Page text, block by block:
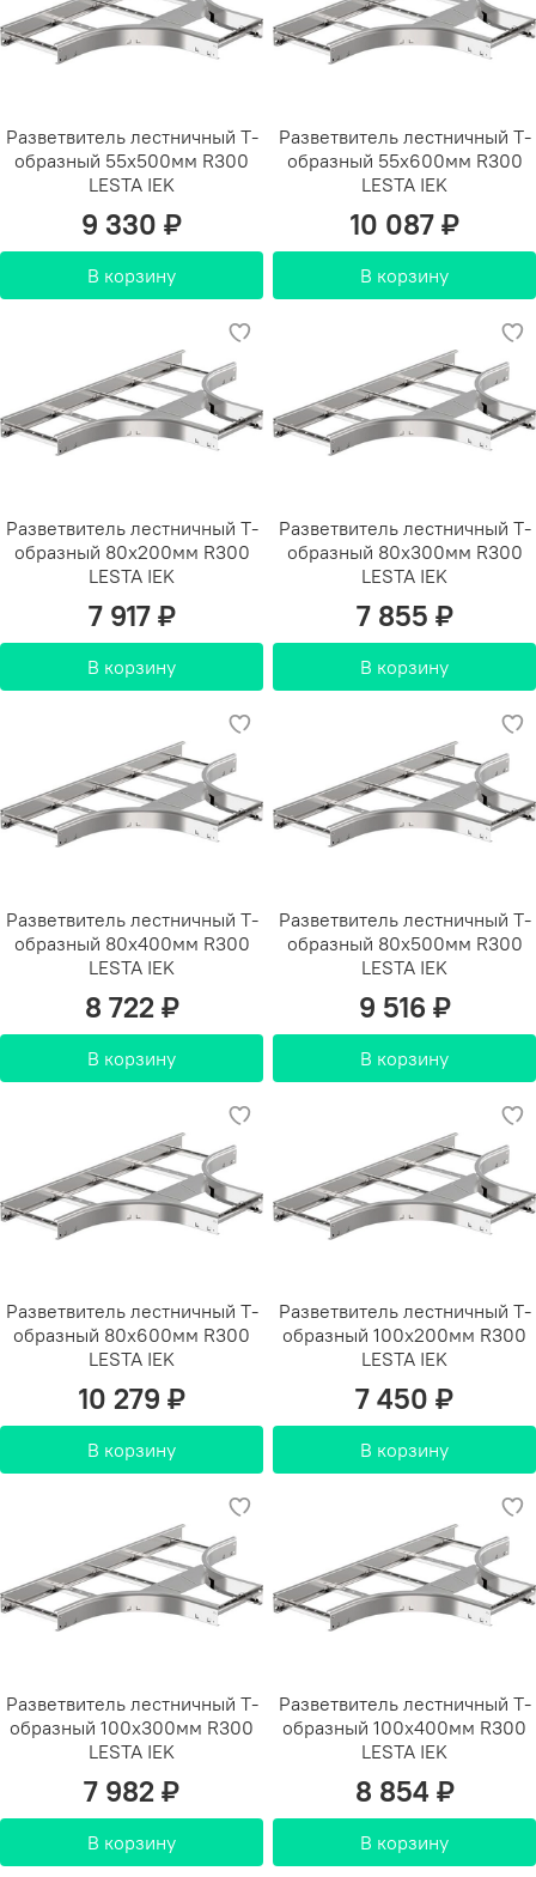
Разветвитель лестничный Т-
образный 55х500мм R300
LESTA IEK
9 330 ₽
В корзину
Разветвитель лестничный Т-
образный 55х600мм R300
LESTA IEK
10 087 ₽
В корзину
Разветвитель лестничный Т-
образный 80х200мм R300
LESTA IEK
7 917 ₽
В корзину
Разветвитель лестничный Т-
образный 80х300мм R300
LESTA IEK
7 855 ₽
В корзину
Разветвитель лестничный Т-
образный 80х400мм R300
LESTA IEK
8 722 ₽
В корзину
Разветвитель лестничный Т-
образный 80х500мм R300
LESTA IEK
9 516 ₽
В корзину
Разветвитель лестничный Т-
образный 80х600мм R300
LESTA IEK
10 279 ₽
В корзину
Разветвитель лестничный Т-
образный 100х200мм R300
LESTA IEK
7 450 ₽
В корзину
Разветвитель лестничный Т-
образный 100х300мм R300
LESTA IEK
7 982 ₽
В корзину
Разветвитель лестничный Т-
образный 100х400мм R300
LESTA IEK
8 854 ₽
В корзину